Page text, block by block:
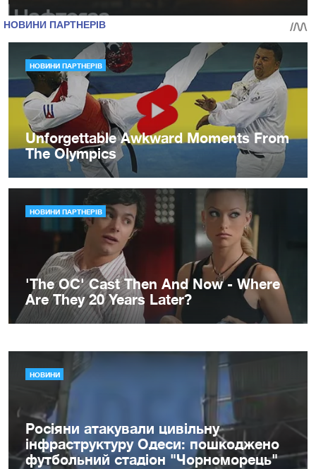
НОВИНИ
Росіяни атакували цивільну
інфраструктуру Одеси: пошкоджено
футбольний стадіон "Чорноморець"